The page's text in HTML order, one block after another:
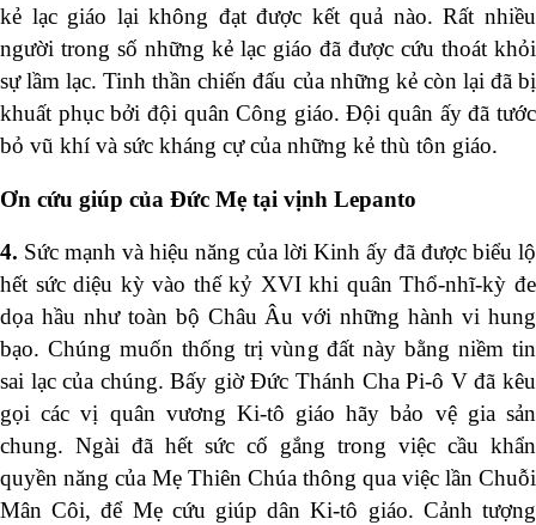
kẻ lạc giáo lại không đạt được kết quả nào. Rất nhiều
người trong số những kẻ lạc giáo đã được cứu thoát khỏi
sự lầm lạc. Tinh thần chiến đấu của những kẻ còn lại đã bị
khuất phục bởi đội quân Công giáo. Đội quân ấy đã tước
bỏ vũ khí và sức kháng cự của những kẻ thù tôn giáo.
Ơn cứu giúp của Đức Mẹ tại vịnh Lepanto
4. Sức mạnh và hiệu năng của lời Kinh ấy đã được biểu lộ
hết sức diệu kỳ vào thế kỷ XVI khi quân Thổ-nhĩ-kỳ đe
dọa hầu như toàn bộ Châu Âu với những hành vi hung
bạo. Chúng muốn thống trị vùng đất này bằng niềm tin
sai lạc của chúng. Bấy giờ Đức Thánh Cha Pi-ô V đã kêu
gọi các vị quân vương Ki-tô giáo hãy bảo vệ gia sản
chung. Ngài đã hết sức cố gắng trong việc cầu khẩn
quyền năng của Mẹ Thiên Chúa thông qua việc lần Chuỗi
Mân Côi, để Mẹ cứu giúp dân Ki-tô giáo. Cảnh tượng